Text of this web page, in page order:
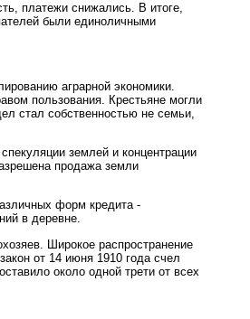
платежи снижались. В итоге,
были единоличными
аграрной экономики.
пользования. Крестьяне могли
стал собственностью не семьи,
землей и концентрации
продажа земли
форм кредита -
в деревне.
Широкое распространение
от 14 июня 1910 года счел
около одной трети от всех